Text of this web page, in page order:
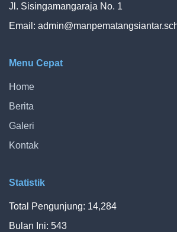
Jl. Sisingamangaraja No. 1
Email:
Menu Cepat
Home
Berita
Galeri
Kontak
Statistik
Total Pengunjung: 14,284
Bulan Ini: 543